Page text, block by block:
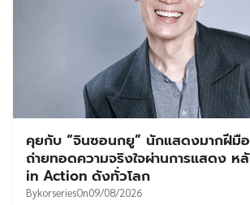
คุยกับ “จินซอนกยู” นักแสดงมากฝีมื
ถ่ายทอดความจริงใจผ่านการแสดง ห
in Action ดังทั่วโลก
BykorseriesOn09/08/2026